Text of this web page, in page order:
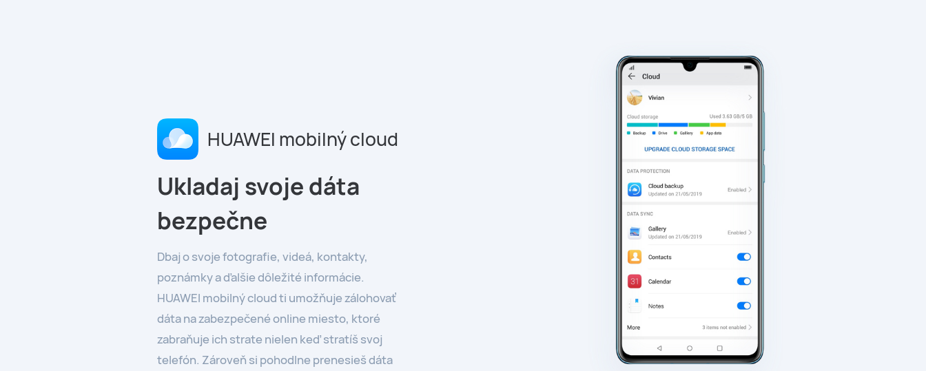
HUAWEI mobilný cloud
Ukladaj svoje dáta
bezpečne
Dbaj o svoje fotografie, videá, kontakty,
poznámky a ďalšie dôležité informácie.
HUAWEI mobilný cloud ti umožňuje zálohovať
dáta na zabezpečené online miesto, ktoré
zabraňuje ich strate nielen keď stratíš svoj
telefón. Zároveň si pohodlne prenesieš dáta